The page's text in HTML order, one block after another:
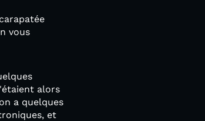
vous
alors
a quelques
et